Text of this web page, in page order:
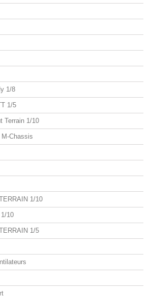
1/8
1/5
Terrain 1/10
Chassis
1/10
10
1/5